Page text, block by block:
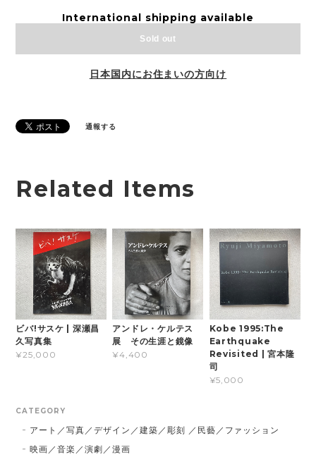
International shipping available
Sold out
日本国内にお住まいの方向け
通報する
Related Items
ビバ!サスケ | 深瀬昌
久写真集
¥25,000
アンドレ・ケルテス
展 その生涯と鏡像
¥4,400
Kobe 1995:The
Earthquake
Revisited | 宮本隆
司
¥5,000
CATEGORY
アート／写真／デザイン／建築／彫刻 ／民藝／ファッション
映画／音楽／演劇／漫画